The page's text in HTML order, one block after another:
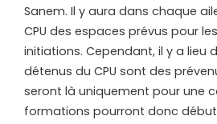
Sanem. Il y aura dans chaque
CPU des espaces prévus pour
initiations. Cependant, il y a lieu
détenus du CPU sont des
seront là uniquement pour une
formations pourront donc